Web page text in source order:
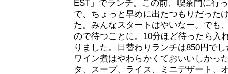
EST」でランチ。この前、喫茶門に行
で、ちょっと早めに出たつもりだった
た。みんなスタートはやいなー。でも
ので待つことに。10分ほど待ったら入
りました。日替わりランチは850円で
ワイン煮はやわらかくておいいしかっ
タ、スープ、ライス、ミニデザート、